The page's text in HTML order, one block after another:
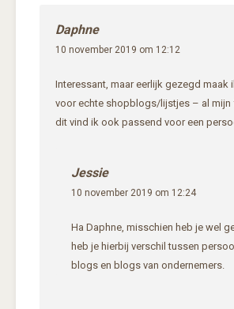
Daphne
10 november 2019 om 12:12
Interessant, maar eerlijk gezegd maak
voor echte shopblogs/lijstjes – al mijn
dit vind ik ook passend voor een
Jessie
10 november 2019 om 12:24
Ha Daphne, misschien heb je wel
heb je hierbij verschil tussen
blogs en blogs van ondernemers.